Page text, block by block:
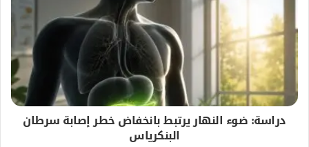
دراسة: ضوء النهار يرتبط بانخفاض خطر إصابة سرطان
البنكرياس